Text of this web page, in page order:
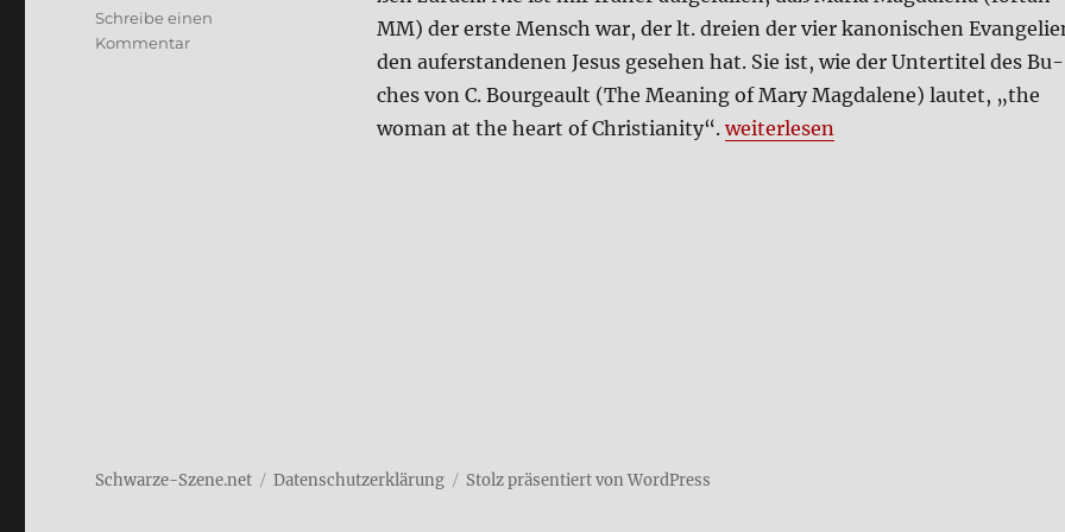
MM) der erste Mensch war, der lt. drei­en der vier kano­ni­schen
den auf­er­stan­de­nen Je­sus gese­hen hat. Sie ist, wie der Unter­ti­tel des Bu­
ches von C. Bour­ge­ault (The Mea­ning of Mary Mag­da­le­ne) lau­tet, „the
woman at the heart of Chri­stia­ni­ty“. „Maria Mag­da­le­na (Film)“
wei­ter­le­sen
Schreibe einen
Kommentarzu
Schwarze-Szene.net Daten­schutz­er­klä­rung Stolz präsentiert von WordPress